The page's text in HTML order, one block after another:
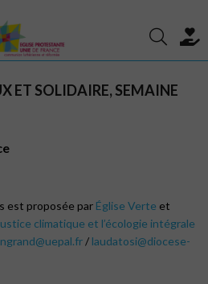
ET SOLIDAIRE, SEMAINE
est proposée par Église Verte et
climatique et l’écologie intégrale
/ laudatosi@diocese-